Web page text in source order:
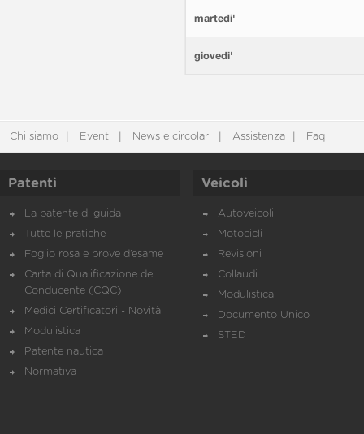
martedi'
giovedi'
Chi siamo Eventi News e circolari Assistenza Faq
Patenti
La patente di guida
Tutte le pratiche
Foglio rosa e prove d’esame
Carta di Qualificazione del
Conducente (CQC)
Medici Certificatori - Novità
Modulistica
Patente nautica
Normativa
Veicoli
Autoveicoli
Motocicli
Revisioni
Collaudi
Modulistica
Documento Unico
STED